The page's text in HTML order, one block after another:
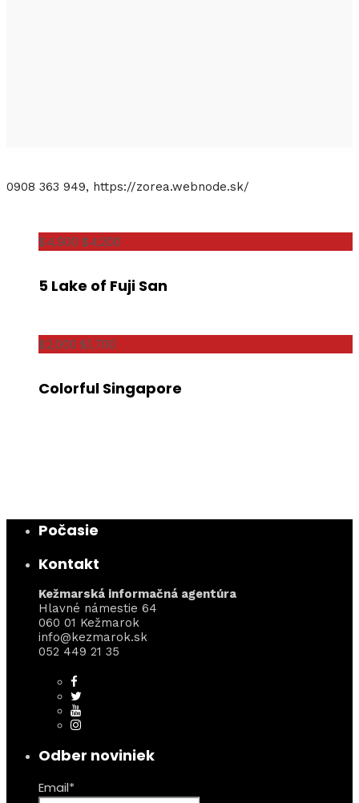
0908 363 949, https://zorea.webnode.sk/
$4,900 $4,200
5 Lake of Fuji San
$2,000 $1,700
Colorful Singapore
Počasie
Kontakt
Kežmarská informačná agentúra
Hlavné námestie 64
060 01 Kežmarok
info@kezmarok.sk
052 449 21 35
Odber noviniek
Email*